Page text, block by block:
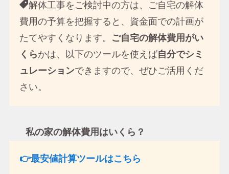
解体工事をご検討中の方は、ご自宅の解体
費用の予算を把握すると、資金面での計画が
たてやすくなります。
ご自宅の解体費用がい
くらかは、以下のツールを使えば 自分でシミ
ュレーションできますので、ぜひご活用くだ
さい。
私の家の解体費用はいくら？
👉最安値計算ツールはこちら